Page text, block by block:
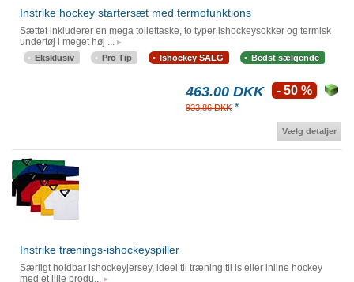
Instrike hockey startersæt med termofunktions
Sættet inkluderer en mega toilettaske, to typer ishockeysokker og termisk
undertøj i meget høj ...
Eksklusiv Pro Tip Ishockey SALG Bedst sælgende
463.00 DKK
933.86 DKK *
- 50 %
Vælg detaljer
Instrike trænings-ishockeyspiller
Særligt holdbar ishockeyjersey, ideel til træning til is eller inline hockey
med et lille produ...